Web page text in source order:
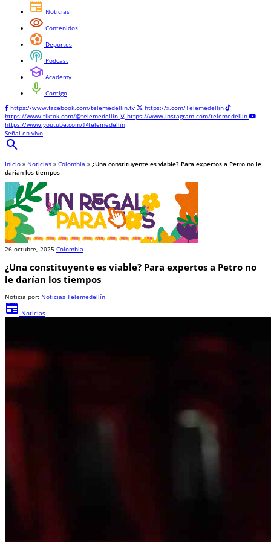
newspaper Noticias
visibility Contenidos
sports_and_outdoors Deportes
podcasts Podcast
school Academy
mic Contigo
https://www.facebook.com/telemedellin.tv
https://x.com/Telemedellin
https://www.tiktok.com/@telemedellin
https://www.instagram.com/telemedellin
https://www.youtube.com/@telemedellin
Señal en vivo
search
Inicio » Noticias » Colombia » ¿Una constituyente es viable? Para expertos a Petro no le
darían los tiempos
26 octubre, 2025 Colombia
¿Una constituyente es viable? Para expertos a Petro no
le darían los tiempos
Noticia por: Noticias Telemedellín
newspaper Noticias